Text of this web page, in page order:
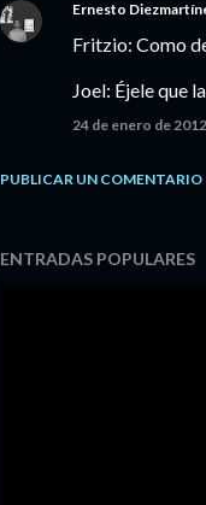
Ernesto
Fritzio: Como
Joel: Éjele que
24 de enero de 2012
PUBLICAR UN COMENTARIO
ENTRADAS POPULARES